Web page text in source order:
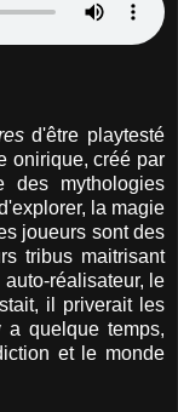
d'être playtesté
onirique, créé par
des mythologies
la magie
joueurs sont des
tribus maitrisant
réalisateur, le
il priverait les
a quelque temps,
et le monde